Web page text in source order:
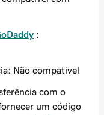
:
Não compatível
com o
um código